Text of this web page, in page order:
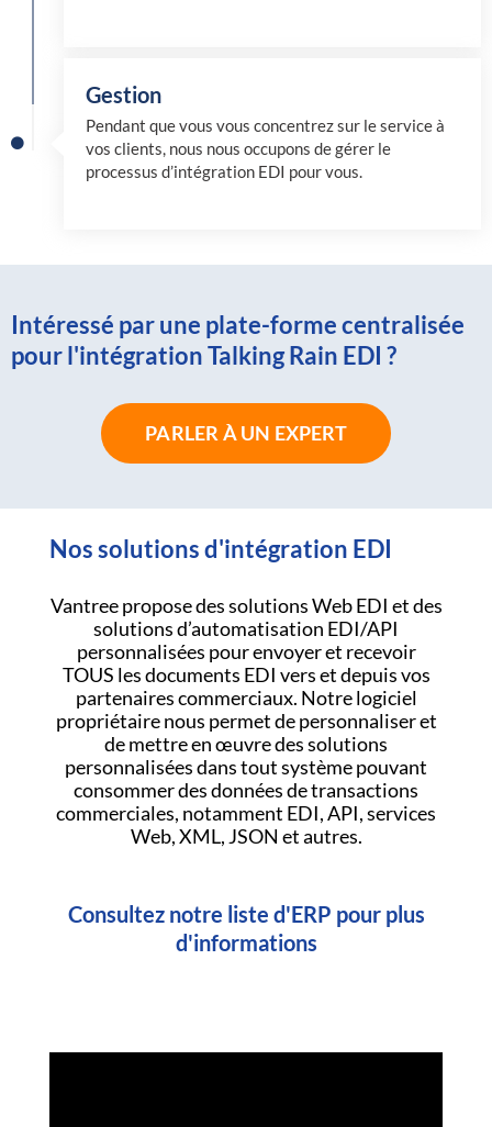
Gestion
Pendant que vous vous concentrez sur le service à
vos clients, nous nous occupons de gérer le
processus d’intégration EDI pour vous.
Intéressé par une plate-forme centralisée
pour l'intégration Talking Rain EDI ?
PARLER À UN EXPERT
Nos solutions d'intégration EDI
Vantree propose des solutions Web EDI et des
solutions d’automatisation EDI/API
personnalisées pour envoyer et recevoir
TOUS les documents EDI vers et depuis vos
partenaires commerciaux. Notre logiciel
propriétaire nous permet de personnaliser et
de mettre en œuvre des solutions
personnalisées dans tout système pouvant
consommer des données de transactions
commerciales, notamment EDI, API, services
Web, XML, JSON et autres.
Consultez notre liste d'ERP pour plus
d'informations